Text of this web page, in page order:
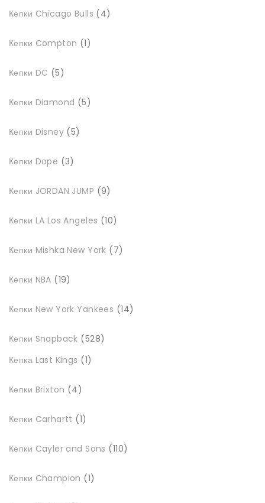
Кепки Chicago Bulls 4товари
Кепки Compton 1товар
Кепки DC 5товарів
Кепки Diamond 5товарів
Кепки Disney 5товарів
Кепки Dope 3товари
Кепки JORDAN JUMP 9товарів
Кепки LA Los Angeles 10товарів
Кепки Mishka New York 7товарів
Кепки NBA 19товарів
Кепки New York Yankees 14товарів
Кепки Snapback 528товарів
Кепка Last Kings
11
Кепки Brixton
4товари
Кепки Carhartt 1товар
Кепки Cayler and Sons 110товарів
Кепки Champion 1товар